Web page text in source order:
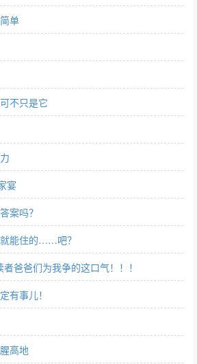
单
不只是它
宴
案吗？
能住的……吧？
爸爸们为我争的这口气！！！
有事儿！
高地